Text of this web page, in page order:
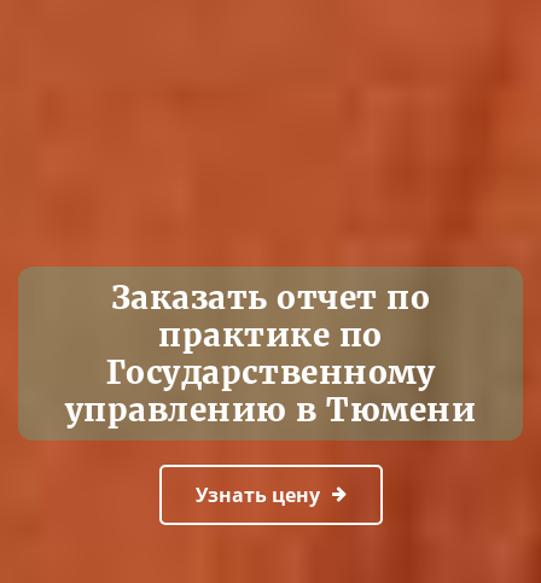
Заказать отчет по
практике по
Государственному
управлению в Тюмени
Узнать цену